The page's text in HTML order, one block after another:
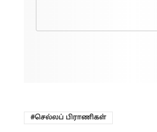
செல்லப் பிராணிகள்